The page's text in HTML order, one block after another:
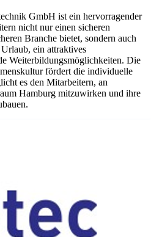
GmbH ist ein hervorragender
nicht nur einen sicheren
Branche bietet, sondern auch
ein attraktives
Weiterbildungsmöglichkeiten. Die
fördert die individuelle
es den Mitarbeitern, an
Hamburg mitzuwirken und ihre